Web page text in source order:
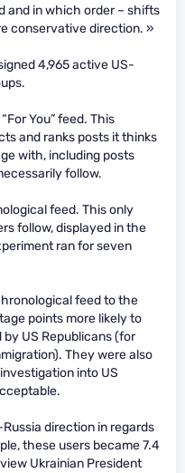
and in which order – shifts
conservative direction. »
4,965 active US-
You” feed. This
and ranks posts it thinks
with, including posts
follow.
feed. This only
follow, displayed in the
ran for seven
feed to the
points more likely to
US Republicans (for
They were also
into US
direction in regards
these users became 7.4
Ukrainian President